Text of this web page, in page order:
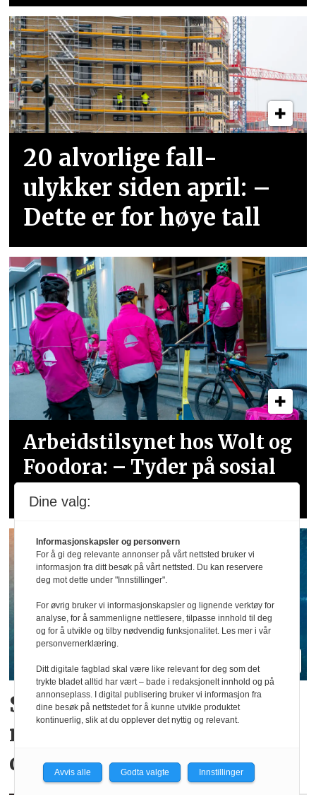
20 alvorlige fall­
ulykker siden april: –
Dette er for høye tall
Arbeidstilsynet hos Wolt og
Foodora: – Tyder på sosial
dumping og utnytting
Sjøfartsdirektoratet med
nullvisjon for
dødsulykker
Dine valg:
Informasjonskapsler og personvern
For å gi deg relevante annonser på vårt nettsted bruker vi
informasjon fra ditt besøk på vårt nettsted. Du kan reservere
deg mot dette under "Innstillinger".
For øvrig bruker vi informasjonskapsler og lignende verktøy for
analyse, for å sammenligne nettlesere, tilpasse innhold til deg
og for å utvikle og tilby nødvendig funksjonalitet. Les mer i vår
personvernerklæring.
Ditt digitale fagblad skal være like relevant for deg som det
trykte bladet alltid har vært – bade i redaksjonelt innhold og på
annonseplass. I digital publisering bruker vi informasjon fra
dine besøk på nettstedet for å kunne utvikle produktet
kontinuerlig, slik at du opplever det nyttig og relevant.
Avvis alle Godta valgte Innstillinger